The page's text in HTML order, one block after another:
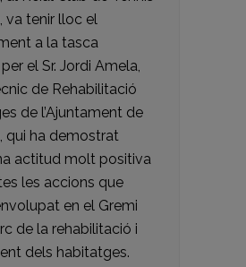
va tenir lloc el
a la tasca
el Sr. Jordi Amela,
de Rehabilitació
de l’Ajuntament de
qui ha demostrat
actitud molt positiva
les accions que
en el Gremi
de la rehabilitació i
dels habitatges.